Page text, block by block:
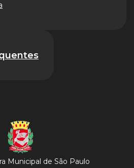
Municipal de São Paulo